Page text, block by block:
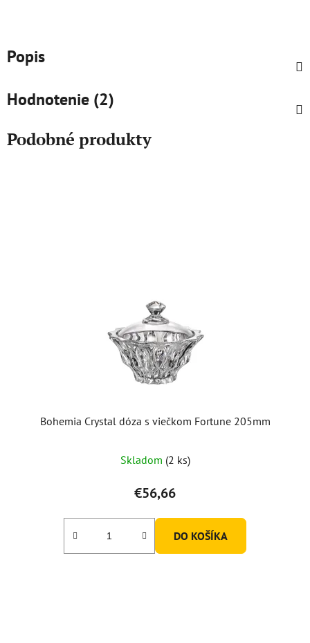
Popis
Hodnotenie (2)
Podobné produkty
Bohemia Crystal dóza s viečkom Fortune 205mm
Skladom (2 ks)
€56,66
DO KOŠÍKA